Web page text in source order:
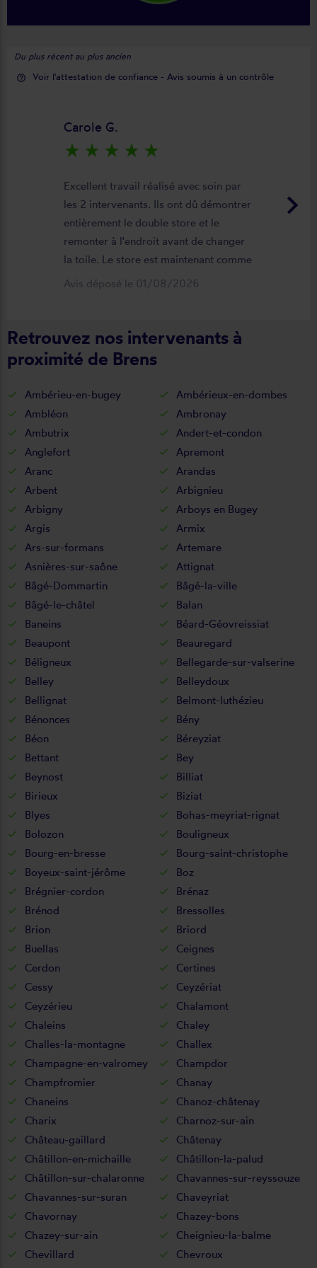
Du plus récent au plus ancien
help_outline Voir l'attestation de confiance - Avis soumis à un contrôle
keyboard_arrow_right
Carole G.
star_rate star_rate star_rate star_rate star_rate
Excellent travail réalisé avec soin par
les 2 intervenants. Ils ont dû démontrer
entièrement le double store et le
remonter à l'endroit avant de changer
la toile. Le store est maintenant comme
neuf, parfaitement positionné et
Avis déposé le 01/08/2026
Retrouvez nos intervenants à
proximité de Brens
Ambérieu-en-bugey
Ambérieux-en-dombes
Ambléon
Ambronay
Ambutrix
Andert-et-condon
Anglefort
Apremont
Aranc
Arandas
Arbent
Arbignieu
Arbigny
Arboys en Bugey
Argis
Armix
Ars-sur-formans
Artemare
Asnières-sur-saône
Attignat
Bâgé-Dommartin
Bâgé-la-ville
Bâgé-le-châtel
Balan
Baneins
Béard-Géovreissiat
Beaupont
Beauregard
Béligneux
Bellegarde-sur-valserine
Belley
Belleydoux
Bellignat
Belmont-luthézieu
Bénonces
Bény
Béon
Béreyziat
Bettant
Bey
Beynost
Billiat
Birieux
Biziat
Blyes
Bohas-meyriat-rignat
Bolozon
Bouligneux
Bourg-en-bresse
Bourg-saint-christophe
Boyeux-saint-jérôme
Boz
Brégnier-cordon
Brénaz
Brénod
Bressolles
Brion
Briord
Buellas
Ceignes
Cerdon
Certines
Cessy
Ceyzériat
Ceyzérieu
Chalamont
Chaleins
Chaley
Challes-la-montagne
Challex
Champagne-en-valromey
Champdor
Champfromier
Chanay
Chaneins
Chanoz-châtenay
Charix
Charnoz-sur-ain
Château-gaillard
Châtenay
Châtillon-en-michaille
Châtillon-la-palud
Châtillon-sur-chalaronne
Chavannes-sur-reyssouze
Chavannes-sur-suran
Chaveyriat
Chavornay
Chazey-bons
Chazey-sur-ain
Cheignieu-la-balme
Chevillard
Chevroux